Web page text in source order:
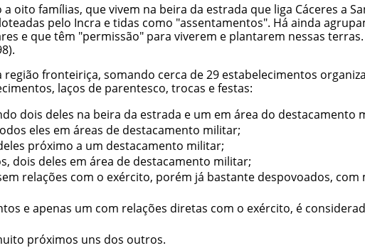
oito famílias, que vivem na beira da estrada que liga Cáceres a
pelo Incra e tidas como "assentamentos". Há ainda
e que têm "permissão" para viverem e plantarem nessas
fronteiriça, somando cerca de 29 estabelecimentos
laços de parentesco, trocas e festas:
dois deles na beira da estrada e um em área do destacamento
eles em áreas de destacamento militar;
próximo a um destacamento militar;
dois deles em área de destacamento militar;
relações com o exército, porém já bastante despovoados,
e apenas um com relações diretas com o exército, é
próximos uns dos outros.